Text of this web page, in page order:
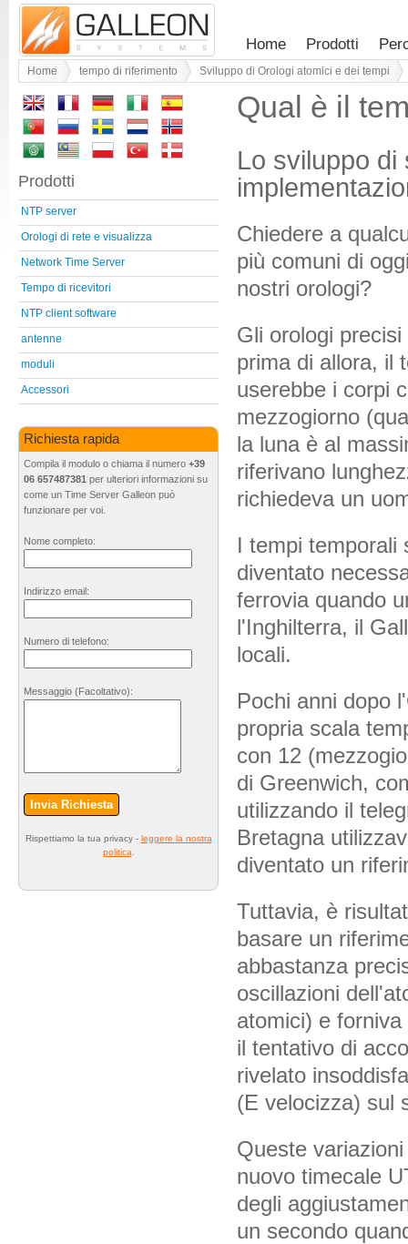
Home Prodotti
Home tempo di riferimento Sviluppo di Orologi atomici e dei tempi
Qual è il
Lo sviluppo di
Chiedere a
più comuni di
nostri orologi?
Gli orologi
prima di allora, il
userebbe i corpi
mezzogiorno
la luna è al
riferivano
richiedeva un
I tempi temporali
diventato
ferrovia quando
l'Inghilterra, il
locali.
Pochi anni dopo
propria scala
con 12
di Greenwich,
utilizzando il
Bretagna
diventato un
Tuttavia, è
basare un
abbastanza
oscillazioni
atomici) e
il tentativo di
rivelato
(E velocizza) sul
Queste
nuovo timecale
degli
un secondo
Prodotti
NTP server
Orologi di rete e visualizza
Network Time Server
Tempo di ricevitori
NTP client software
antenne
moduli
Accessori
Richiesta rapida
Compila il modulo o chiama il numero +39
06 657487381 per ulteriori informazioni su
come un Time Server Galleon può
funzionare per voi.
Nome completo:
Indirizzo email:
Numero di telefono:
Messaggio (Facoltativo):
Invia Richiesta
Rispettiamo la tua privacy - leggere la nostra
politica.